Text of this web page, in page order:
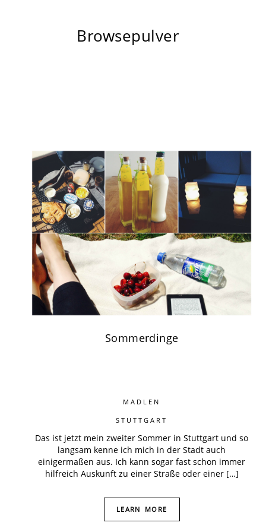
Browsepulver
Sommerdinge
MADLEN
STUTTGART
Das ist jetzt mein zweiter Sommer in Stuttgart und so
langsam kenne ich mich in der Stadt auch
einigermaßen aus. Ich kann sogar fast schon immer
hilfreich Auskunft zu einer Straße oder einer […]
LEARN MORE